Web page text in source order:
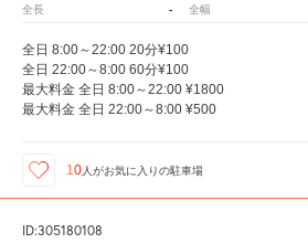
全長 - 全幅
全日 8:00～22:00 20分¥100
全日 22:00～8:00 60分¥100
最大料金 全日 8:00～22:00 ¥1800
最大料金 全日 22:00～8:00 ¥500
10 人がお気に入りの駐車場
ID:305180108